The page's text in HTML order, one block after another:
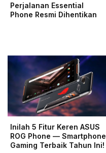
Perjalanan Essential
Phone Resmi Dihentikan
Inilah 5 Fitur Keren ASUS
ROG Phone — Smartphone
Gaming Terbaik Tahun Ini!